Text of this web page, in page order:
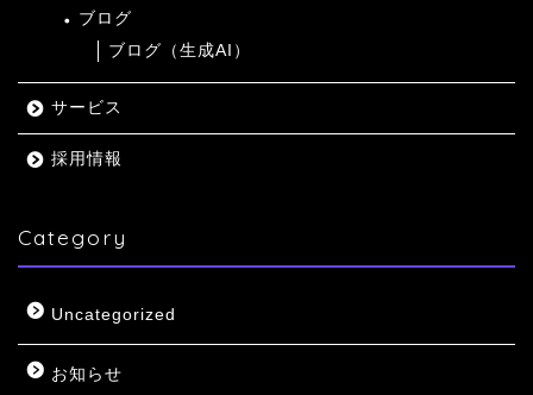
ブログ
ブログ（生成AI）
サービス
採用情報
Category
Uncategorized
お知らせ